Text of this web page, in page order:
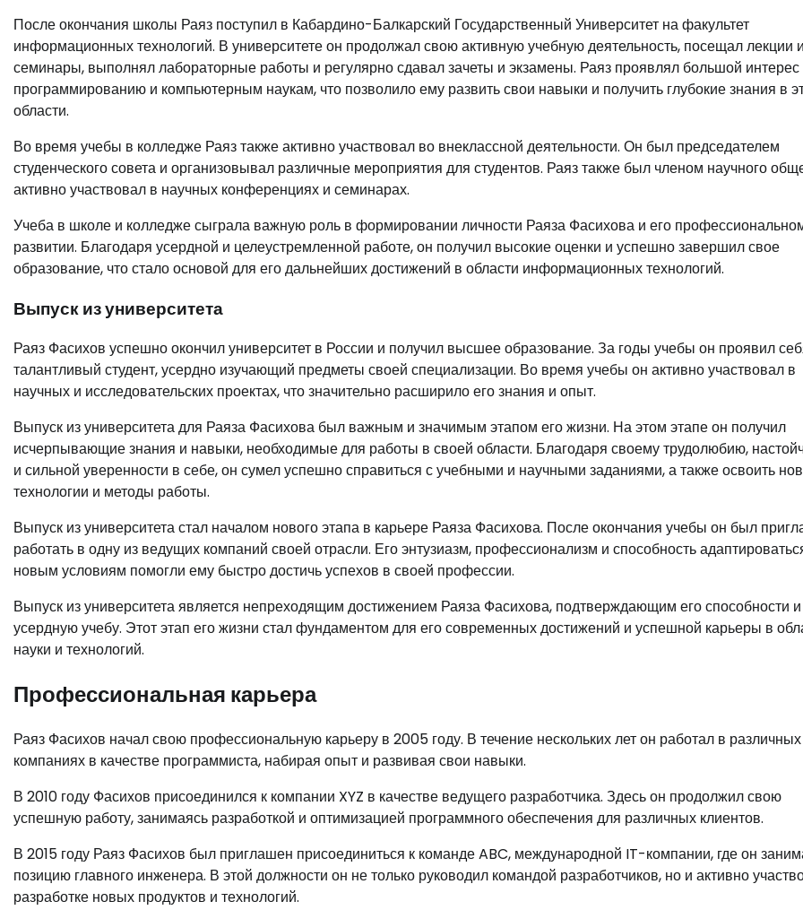
После окончания школы Раяз поступил в Кабардино-Балкарский Государственный Университет на факультет
информационных технологий. В университете он продолжал свою активную учебную деятельность, посещал лекции и
семинары, выполнял лабораторные работы и регулярно сдавал зачеты и экзамены. Раяз проявлял большой интерес
программированию и компьютерным наукам, что позволило ему развить свои навыки и получить глубокие знания в
области.
Во время учебы в колледже Раяз также активно участвовал во внеклассной деятельности. Он был председателем
студенческого совета и организовывал различные мероприятия для студентов. Раяз также был членом научного
активно участвовал в научных конференциях и семинарах.
Учеба в школе и колледже сыграла важную роль в формировании личности Раяза Фасихова и его
развитии. Благодаря усердной и целеустремленной работе, он получил высокие оценки и успешно завершил свое
образование, что стало основой для его дальнейших достижений в области информационных технологий.
Выпуск из университета
Раяз Фасихов успешно окончил университет в России и получил высшее образование. За годы учебы он проявил
талантливый студент, усердно изучающий предметы своей специализации. Во время учебы он активно участвовал в
научных и исследовательских проектах, что значительно расширило его знания и опыт.
Выпуск из университета для Раяза Фасихова был важным и значимым этапом его жизни. На этом этапе он получил
исчерпывающие знания и навыки, необходимые для работы в своей области. Благодаря своему трудолюбию,
и сильной уверенности в себе, он сумел успешно справиться с учебными и научными заданиями, а также освоить
технологии и методы работы.
Выпуск из университета стал началом нового этапа в карьере Раяза Фасихова. После окончания учебы он был
работать в одну из ведущих компаний своей отрасли. Его энтузиазм, профессионализм и способность
новым условиям помогли ему быстро достичь успехов в своей профессии.
Выпуск из университета является непреходящим достижением Раяза Фасихова, подтверждающим его способности и
усердную учебу. Этот этап его жизни стал фундаментом для его современных достижений и успешной карьеры в
науки и технологий.
Профессиональная карьера
Раяз Фасихов начал свою профессиональную карьеру в 2005 году. В течение нескольких лет он работал в различных
компаниях в качестве программиста, набирая опыт и развивая свои навыки.
В 2010 году Фасихов присоединился к компании XYZ в качестве ведущего разработчика. Здесь он продолжил свою
успешную работу, занимаясь разработкой и оптимизацией программного обеспечения для различных клиентов.
В 2015 году Раяз Фасихов был приглашен присоединиться к команде ABC, международной IT-компании, где он
позицию главного инженера. В этой должности он не только руководил командой разработчиков, но и активно
разработке новых продуктов и технологий.